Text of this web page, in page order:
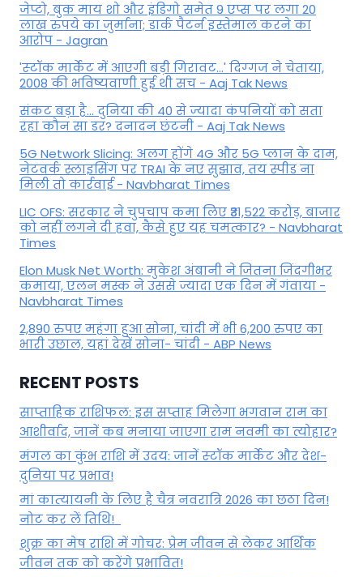
जेप्टो, बुक माय शो और इंडिगो समेत 9 एप्स पर लगा 20
लाख रुपये का जुर्माना; डार्क पैटर्न इस्तेमाल करने का
आरोप - Jagran
'स्‍टॉक मार्केट में आएगी बड़ी गिरावट...' दिग्‍गज ने चेताया,
2008 की भविष्यवाणी हुई थी सच - Aaj Tak News
संकट बड़ा है... दुनिया की 40 से ज्यादा कंपनियों को सता
रहा कौन सा डर? दनादन छंटनी - Aaj Tak News
5G Network Slicing: अलग होंगे 4G और 5G प्लान के दाम,
नेटवर्क स्लाइसिंग पर TRAI के नए सुझाव, तय स्पीड ना
मिली तो कार्रवाई - Navbharat Times
LIC OFS: सरकार ने चुपचाप कमा लिए ₹31,522 करोड़, बाजार
को नहीं लगने दी हवा, कैसे हुए यह चमत्कार? - Navbharat
Times
Elon Musk Net Worth: मुकेश अंबानी ने जितना जिंदगीभर
कमाया, एलन मस्क ने उससे ज्यादा एक दिन में गंवाया -
Navbharat Times
2,890 रुपए महंगा हुआ सोना, चांदी में भी 6,200 रुपए का
भारी उछाल, यहां देखें सोना- चांदी - ABP News
RECENT POSTS
साप्ताहिक राशिफल: इस सप्ताह मिलेगा भगवान राम का
आशीर्वाद, जानें कब मनाया जाएगा राम नवमी का त्योहार?
मंगल का कुंभ राशि में उदय: जानें स्‍टॉक मार्केट और देश-
दुनिया पर प्रभाव!
मां कात्‍यायनी के लिए है चैत्र नवरात्रि 2026 का छठा दिन!
नोट कर लें तिथि!
शुक्र का मेष राशि में गोचर: प्रेम जीवन से लेकर आर्थिक
जीवन तक को करेंगे प्रभावित!